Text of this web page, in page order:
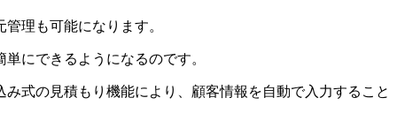
理も可能になります。
にできるようになるのです。
式の見積もり機能により、顧客情報を自動で入力すること